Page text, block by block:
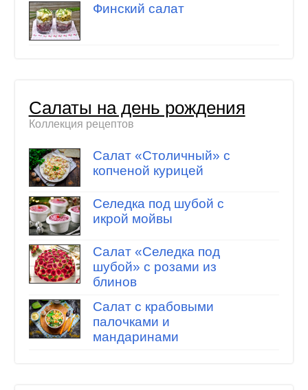
Финский салат
Салаты на день рождения
Коллекция рецептов
Салат «Столичный» с
копченой курицей
Селедка под шубой с
икрой мойвы
Салат «Селедка под
шубой» с розами из
блинов
Салат с крабовыми
палочками и
мандаринами